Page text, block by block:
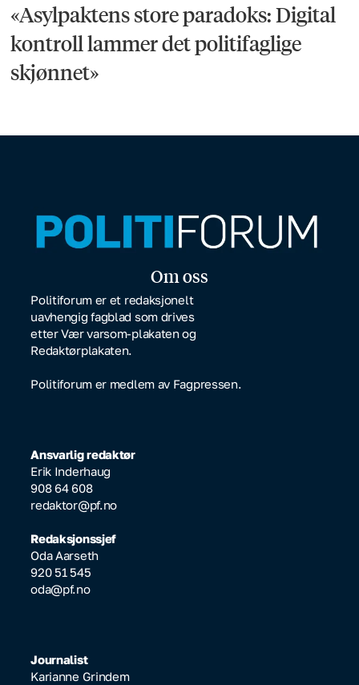
«Asylpaktens store paradoks: Digital
kontroll lammer det politifaglige
skjønnet»
Om oss
Politiforum er et redaksjonelt
uavhengig fagblad som drives
etter Vær varsom-plakaten og
Redaktørplakaten.
Politiforum er medlem av Fagpressen.
Ansvarlig redaktør
Erik Inderhaug
908 64 608
redaktor@pf.no
Redaksjonssjef
Oda Aarseth
920 51 545
oda@pf.no
Journalist
Karianne Grindem